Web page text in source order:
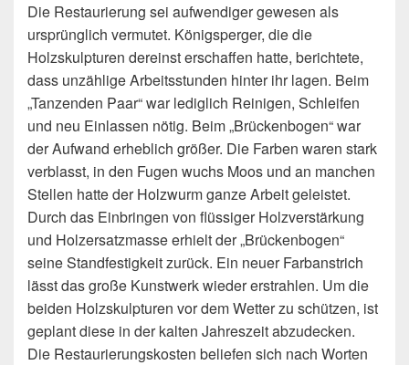
Die Restaurierung sei aufwendiger gewesen als
ursprünglich vermutet. Königsperger, die die
Holzskulpturen dereinst erschaffen hatte, berichtete,
dass unzählige Arbeitsstunden hinter ihr lagen. Beim
„Tanzenden Paar“ war lediglich Reinigen, Schleifen
und neu Einlassen nötig. Beim „Brückenbogen“ war
der Aufwand erheblich größer. Die Farben waren stark
verblasst, in den Fugen wuchs Moos und an manchen
Stellen hatte der Holzwurm ganze Arbeit geleistet.
Durch das Einbringen von flüssiger Holzverstärkung
und Holzersatzmasse erhielt der „Brückenbogen“
seine Standfestigkeit zurück. Ein neuer Farbanstrich
lässt das große Kunstwerk wieder erstrahlen. Um die
beiden Holzskulpturen vor dem Wetter zu schützen, ist
geplant diese in der kalten Jahreszeit abzudecken.
Die Restaurierungskosten beliefen sich nach Worten